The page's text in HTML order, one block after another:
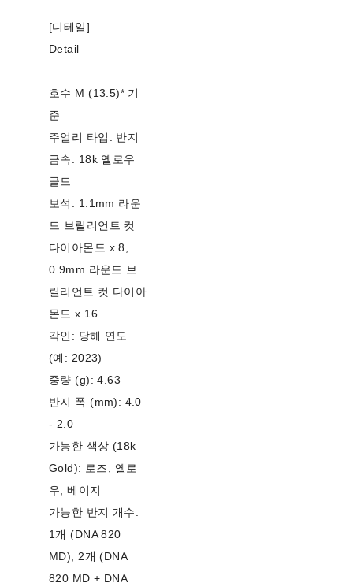
[디테일]
Detail
호수 M (13.5)* 기
준
주얼리 타입: 반지
금속: 18k 옐로우
골드
보석: 1.1mm 라운
드 브릴리언트 컷
다이아몬드 x 8,
0.9mm 라운드 브
릴리언트 컷 다이아
몬드 x 16
각인: 당해 연도
(예: 2023)
중량 (g): 4.63
반지 폭 (mm): 4.0
- 2.0
가능한 색상 (18k
Gold): 로즈, 옐로
우, 베이지
가능한 반지 개수:
1개 (DNA 820
MD), 2개 (DNA
820 MD + DNA